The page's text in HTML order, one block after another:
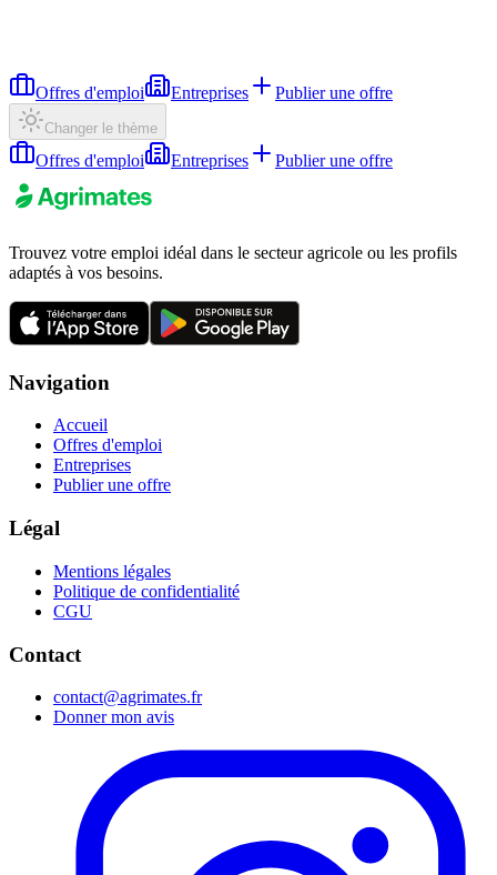
Offres d'emploi Entreprises Publier une offre
Changer le thème
Offres d'emploi Entreprises Publier une offre
Trouvez votre emploi idéal dans le secteur agricole ou les profils
adaptés à vos besoins.
Navigation
Accueil
Offres d'emploi
Entreprises
Publier une offre
Légal
Mentions légales
Politique de confidentialité
CGU
Contact
contact@agrimates.fr
Donner mon avis